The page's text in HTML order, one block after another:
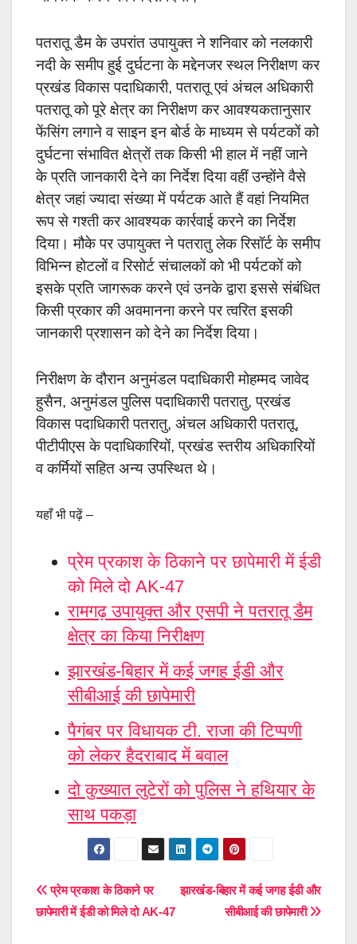
पतरातू डैम के उपरांत उपायुक्त ने शनिवार को नलकारी
नदी के समीप हुई दुर्घटना के मद्देनजर स्थल निरीक्षण कर
प्रखंड विकास पदाधिकारी, पतरातू एवं अंचल अधिकारी
पतरातू को पूरे क्षेत्र का निरीक्षण कर आवश्यकतानुसार
फेंसिंग लगाने व साइन इन बोर्ड के माध्यम से पर्यटकों को
दुर्घटना संभावित क्षेत्रों तक किसी भी हाल में नहीं जाने
के प्रति जानकारी देने का निर्देश दिया वहीं उन्होंने वैसे
क्षेत्र जहां ज्यादा संख्या में पर्यटक आते हैं वहां नियमित
रूप से गश्ती कर आवश्यक कार्रवाई करने का निर्देश
दिया। मौके पर उपायुक्त ने पतरातु लेक रिसॉर्ट के समीप
विभिन्न होटलों व रिसोर्ट संचालकों को भी पर्यटकों को
इसके प्रति जागरूक करने एवं उनके द्वारा इससे संबंधित
किसी प्रकार की अवमानना करने पर त्वरित इसकी
जानकारी प्रशासन को देने का निर्देश दिया।
निरीक्षण के दौरान अनुमंडल पदाधिकारी मोहम्मद जावेद
हुसैन, अनुमंडल पुलिस पदाधिकारी पतरातु, प्रखंड
विकास पदाधिकारी पतरातु, अंचल अधिकारी पतरातू,
पीटीपीएस के पदाधिकारियों, प्रखंड स्तरीय अधिकारियों
व कर्मियों सहित अन्य उपस्थित थे।
यहाँ भी पढ़ें –
प्रेम प्रकाश के ठिकाने पर छापेमारी में ईडी
को मिले दो AK-47
रामगढ़ उपायुक्त और एसपी ने पतरातू डैम
क्षेत्र का किया निरीक्षण
झारखंंड-बिहार में कई जगह ईडी और
सीबीआई की छापेमारी
पैगंबर पर विधायक टी. राजा की टिप्पणी
को लेकर हैदराबाद में बवाल
दो कुख्यात लुटेरों को पुलिस ने हथियार के
साथ पकड़ा
Post
navigation
झारखंंड-बिहार में कई जगह ईडी और
सीबीआई की छापेमारी
प्रेम प्रकाश के ठिकाने पर
छापेमारी में ईडी को मिले दो AK-47